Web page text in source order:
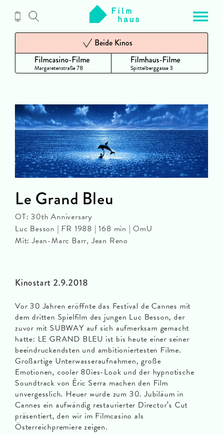
Inhalt
Filmcasino-Filme
Margaretenstraße 78
Beide Kinos
Filmhaus-Filme
Spittelberggasse 3
Kinostart 2.9.2018
Vor 30 Jahren eröffnte das Festival de Cannes mit
dem dritten Spielfilm des jungen Luc Besson, der
zuvor mit SUBWAY auf sich aufmerksam gemacht
hatte: LE GRAND BLEU ist bis heute einer seiner
beeindruckendsten und ambitioniertesten Filme.
Großartige Unterwasseraufnahmen, große
Emotionen, cooler 80ies-Look und der hypnotische
Soundtrack von Éric Serra machen den Film
unvergesslich. Heuer wurde zum 30. Jubiläum in
Cannes ein aufwändig restaurierter Director’s Cut
präsentiert, den wir im Filmcasino als
Österreichpremiere zeigen.
Le Grand Bleu
OT: 30th Anniversary
Luc Besson | FR 1988 | 168 min | OmU
Mit: Jean-Marc Barr, Jean Reno